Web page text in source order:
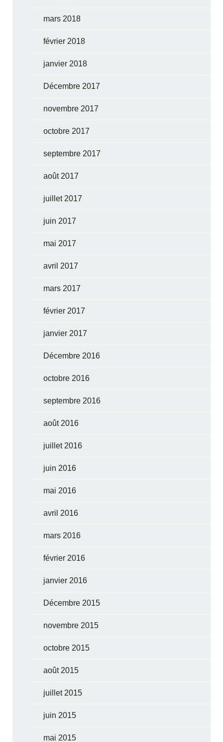
mars 2018
février 2018
janvier 2018
Décembre 2017
novembre 2017
octobre 2017
septembre 2017
août 2017
juillet 2017
juin 2017
mai 2017
avril 2017
mars 2017
février 2017
janvier 2017
Décembre 2016
octobre 2016
septembre 2016
août 2016
juillet 2016
juin 2016
mai 2016
avril 2016
mars 2016
février 2016
janvier 2016
Décembre 2015
novembre 2015
octobre 2015
août 2015
juillet 2015
juin 2015
mai 2015